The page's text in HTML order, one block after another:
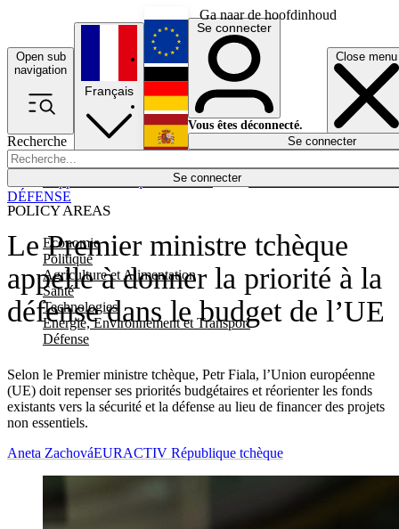
Ga naar de hoofdinhoud
Open sub
navigation
Close menu
Recherche
Se connecter
POLICY AREAS
Economie
Politique
Agriculture et Alimentation
Santé
Technologies
Energie, Environnement et Transport
Défense
Économie
Français
English
Deutsch
Español
Se connecter
Vous êtes déconnecté.
Se connecter
Le Premier ministre tchèque
appelle à donner la priorité à la
défense dans le budget de l’UE
Selon le Premier ministre tchèque, Petr Fiala, l’Union européenne
(UE) doit repenser ses priorités budgétaires et réorienter les fonds
existants vers la sécurité et la défense au lieu de financer des projets
non essentiels.
DÉFENSE
Aneta ZachováEURACTIV République tchèque